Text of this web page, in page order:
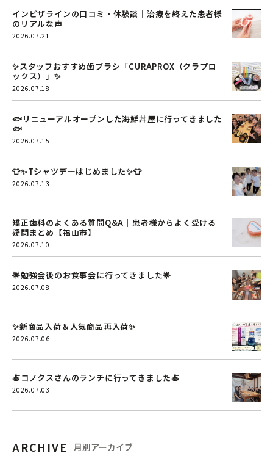
インビザラインの口コミ・体験談｜治療を終えた患者様
のリアルな声
2026.07.21
✨スタッフおすすめ歯ブラシ「CURAPROX（クラプロ
ックス）」✨
2026.07.18
🐟リニューアルオープンした海鮮丼屋に行ってきました
🐟
2026.07.15
👕✨Tシャツデーはじめました✨👕
2026.07.13
矯正歯科のよくある質問Q&A｜患者様からよく受ける
疑問まとめ【福山市】
2026.07.10
🌟勉強会後のお食事会に行ってきました🌟
2026.07.08
✨新商品入荷＆人気商品再入荷✨
2026.07.06
🍝コノクスさんのランチに行ってきました🍝
2026.07.03
ARCHIVE 月別アーカイブ